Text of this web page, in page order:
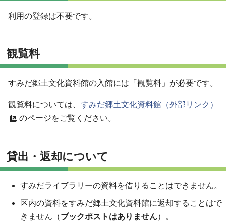
利用の登録は不要です。
観覧料
すみだ郷土文化資料館の入館には「観覧料」が必要です。
観覧料については、 すみだ郷土文化資料館（外部リンク）
のページをご覧ください。
貸出・返却について
すみだライブラリーの資料を借りることはできません。
区内の資料をすみだ郷土文化資料館に返却することはで
きません（ブックポストはありません）。